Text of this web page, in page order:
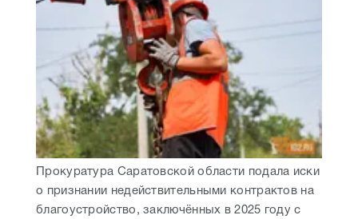
Прокуратура Саратовской области подала иски
о признании недействительными контрактов на
благоустройство, заключённых в 2025 году с